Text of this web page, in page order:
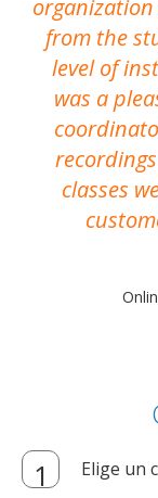
from the
level of
was a
classes
Elige un